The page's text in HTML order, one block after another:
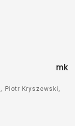
mk
Piotr Kryszewski